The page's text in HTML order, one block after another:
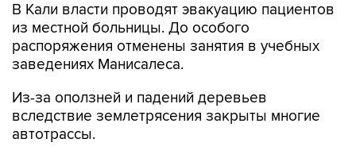
В Кали власти проводят эвакуацию пациентов
из местной больницы. До особого
распоряжения отменены занятия в учебных
заведениях Манисалеса.
Из-за оползней и падений деревьев
вследствие землетрясения закрыты многие
автотрассы.